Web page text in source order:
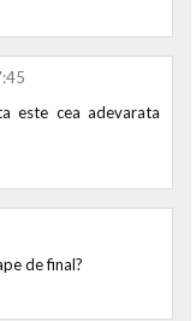
este cea adevarata
de final?